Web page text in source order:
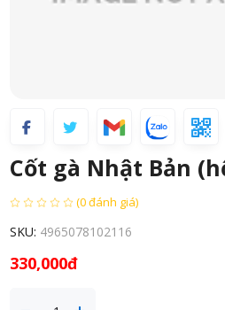
Cốt gà Nhật Bản
(0 đánh giá)
SKU: 4965078102116
330,000đ